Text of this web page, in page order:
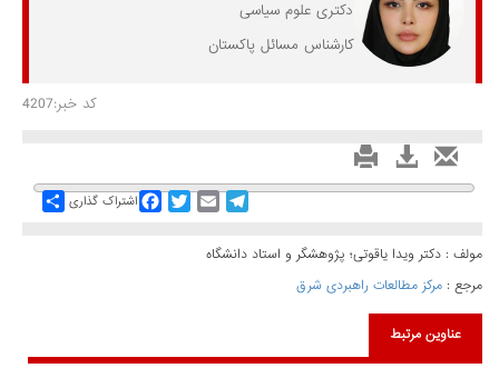
دکتری علوم سیاسی
کارشناس مسائل پاکستان
کد خبر:4207
Share اشتراک گذاری
FacebookTwitterEmail
Telegram
مولف : دکتر ویدا یاقوتی؛ پژوهشگر و استاد دانشگاه
مرجع : مرکز مطالعات راهبردی شرق
عناوین مرتبط